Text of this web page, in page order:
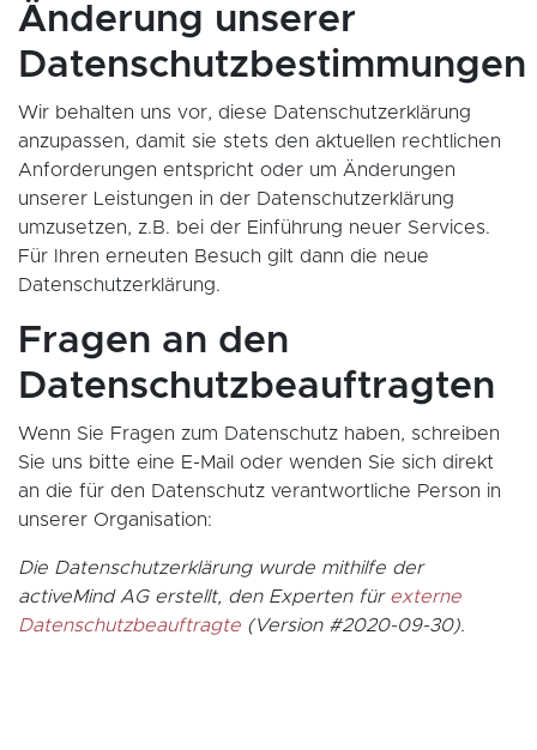
Änderung unserer
Datenschutzbestimmungen
Wir behalten uns vor, diese Datenschutzerklärung
anzupassen, damit sie stets den aktuellen rechtlichen
Anforderungen entspricht oder um Änderungen
unserer Leistungen in der Datenschutzerklärung
umzusetzen, z.B. bei der Einführung neuer Services.
Für Ihren erneuten Besuch gilt dann die neue
Datenschutzerklärung.
Fragen an den
Datenschutzbeauftragten
Wenn Sie Fragen zum Datenschutz haben, schreiben
Sie uns bitte eine E-Mail oder wenden Sie sich direkt
an die für den Datenschutz verantwortliche Person in
unserer Organisation:
Die Datenschutzerklärung wurde mithilfe der
activeMind AG erstellt, den Experten für externe
Datenschutzbeauftragte (Version #2020-09-30).